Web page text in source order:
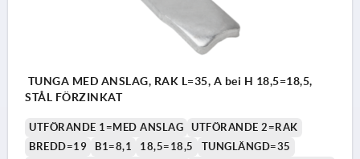
TUNGA MED ANSLAG, RAK L=35, A bei H 18,5=18,5,
STÅL FÖRZINKAT
UTFÖRANDE 1=MED ANSLAG
UTFÖRANDE 2=RAK
BREDD=19
B1=8,1 18,5=18,5
TUNGLÄNGD=35